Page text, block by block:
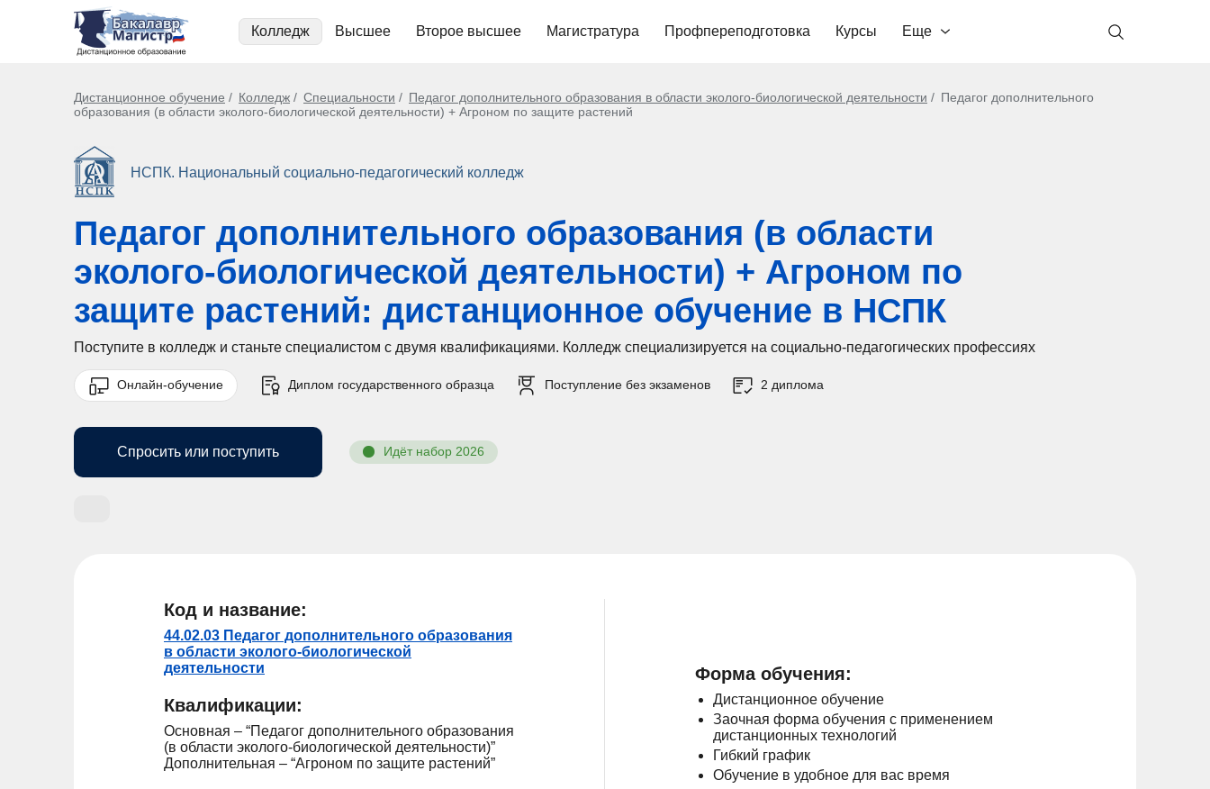
Колледж Высшее Второе высшее Магистратура Профпереподготовка Курсы Еще
Дистанционное обучение Колледж Специальности Педагог дополнительного образования в области эколого-биологической деятельности
Педагог дополнительного
образования (в области эколого-биологической деятельности) + Агроном по защите растений
НСПК. Национальный социально-педагогический колледж
Педагог дополнительного образования (в области
эколого-биологической деятельности) + Агроном по
защите растений: дистанционное обучение в НСПК
Поступите в колледж и станьте специалистом с двумя квалификациями. Колледж специализируется на социально-педагогических профессиях
Онлайн-обучение Диплом государственного образца Поступление без экзаменов 2 диплома
Спросить или поступить Идёт набор 2026
Код и название:
44.02.03 Педагог дополнительного образования
в области эколого-биологической
деятельности
Квалификации:
Основная – “Педагог дополнительного образования
(в области эколого-биологической деятельности)”
Дополнительная – “Агроном по защите растений”
Форма обучения:
Дистанционное обучение
Заочная форма обучения с применением
дистанционных технологий
Гибкий график
Обучение в удобное для вас время